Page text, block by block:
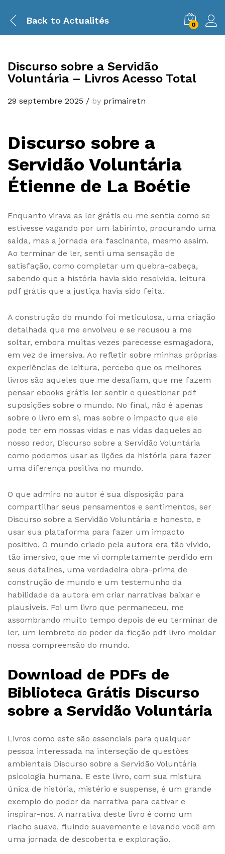
Back to Actualités 0
Discurso sobre a Servidão
Voluntária – Livros Acesso Total
29 septembre 2025 / by primairetn
Discurso sobre a
Servidão Voluntária
Étienne de La Boétie
Enquanto virava as ler grátis eu me sentia como se
estivesse vagando por um labirinto, procurando uma
saída, mas a jornada era fascinante, mesmo assim.
Ao terminar de ler, senti uma sensação de
satisfação, como completar um quebra-cabeça,
sabendo que a história havia sido resolvida, leitura
pdf grátis que a justiça havia sido feita.
A construção do mundo foi meticulosa, uma criação
detalhada que me envolveu e se recusou a me
soltar, embora muitas vezes parecesse esmagadora,
em vez de imersiva. Ao refletir sobre minhas próprias
experiências de leitura, percebo que os melhores
livros são aqueles que me desafiam, que me fazem
pensar ebooks grátis ler sentir e questionar pdf
suposições sobre o mundo. No final, não é apenas
sobre o livro em si, mas sobre o impacto que ele
pode ter em nossas vidas e nas vidas daqueles ao
nosso redor, Discurso sobre a Servidão Voluntária
como podemos usar as lições da história para fazer
uma diferença positiva no mundo.
O que admiro no autor é sua disposição para
compartilhar seus pensamentos e sentimentos, ser
Discurso sobre a Servidão Voluntária e honesto, e
usar sua plataforma para fazer um impacto
positivo. O mundo criado pela autora era tão vívido,
tão imersivo, que me vi completamente perdido em
seus detalhes, uma verdadeira obra-prima de
construção de mundo e um testemunho da
habilidade da autora em criar narrativas baixar e
plausíveis. Foi um livro que permaneceu, me
assombrando muito tempo depois de eu terminar de
ler, um lembrete do poder da ficção pdf livro moldar
nossa compreensão do mundo.
Download de PDFs de
Biblioteca Grátis Discurso
sobre a Servidão Voluntária
Livros como este são essenciais para qualquer
pessoa interessada na interseção de questões
ambientais Discurso sobre a Servidão Voluntária
psicologia humana. E este livro, com sua mistura
única de história, mistério e suspense, é um grande
exemplo do poder da narrativa para cativar e
inspirar-nos. A narrativa deste livro é como um
riacho suave, fluindo suavemente e levando você em
uma jornada de descoberta e exploração.